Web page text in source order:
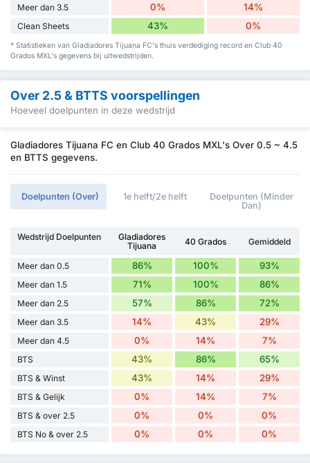
Meer dan 3.5 0% 14%
Clean Sheets 43% 0%
* Statistieken van Gladiadores Tijuana FC's thuis verdediging record en Club 40
Grados MXL's gegevens bij uitwedstrijden.
Over 2.5 & BTTS voorspellingen
Hoeveel doelpunten in deze wedstrijd
Gladiadores Tijuana FC en Club 40 Grados MXL's Over 0.5 ~ 4.5
en BTTS gegevens.
Doelpunten (Over) 1e helft/2e helft
Doelpunten (Minder
Dan)
Wedstrijd Doelpunten
Gladiadores
Tijuana
40 Grados Gemiddeld
Meer dan 0.5 86% 100% 93%
Meer dan 1.5 71% 100% 86%
Meer dan 2.5 57% 86% 72%
Meer dan 3.5 14% 43% 29%
Meer dan 4.5 0% 14% 7%
BTS 43% 86% 65%
BTS & Winst 43% 14% 29%
BTS & Gelijk 0% 14% 7%
BTS & over 2.5 0% 0% 0%
BTS No & over 2.5 0% 0% 0%